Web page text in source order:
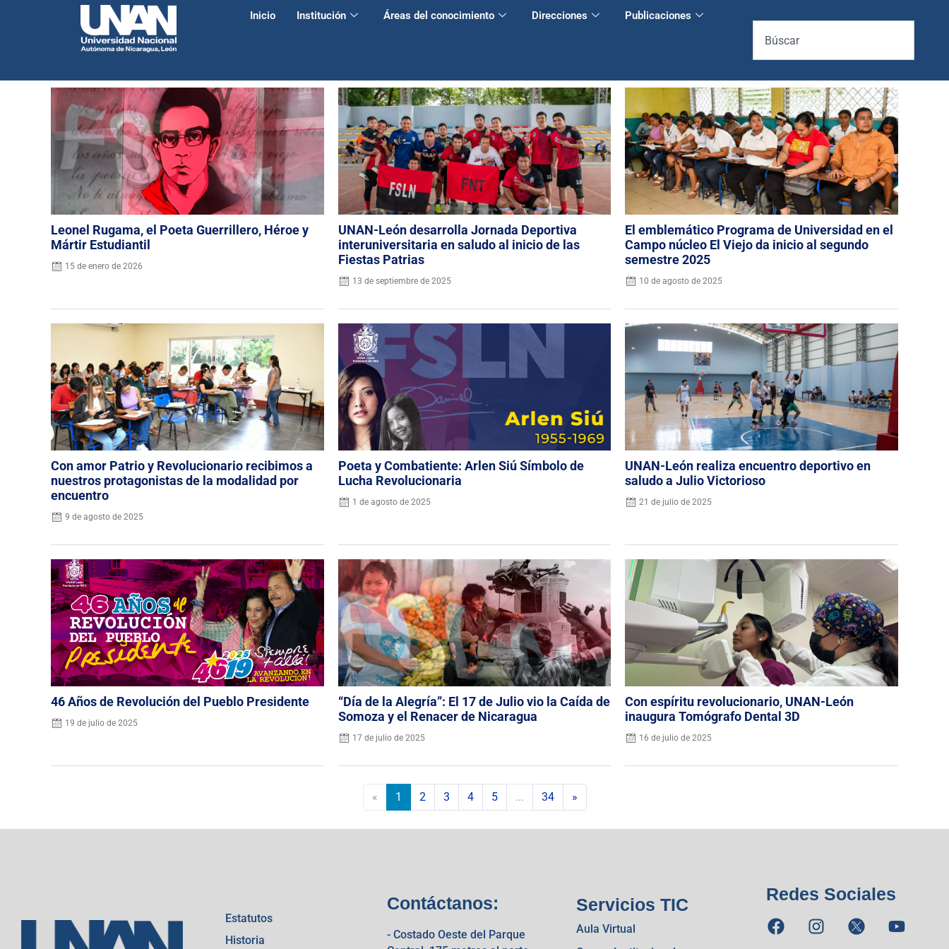
Inicio Institución Áreas del conocimiento Direcciones Publicaciones
Leonel Rugama, el Poeta Guerrillero, Héroe y
Mártir Estudiantil
15 de enero de 2026
UNAN-León desarrolla Jornada Deportiva
interuniversitaria en saludo al inicio de las
Fiestas Patrias
13 de septiembre de 2025
El emblemático Programa de Universidad en el
Campo núcleo El Viejo da inicio al segundo
semestre 2025
10 de agosto de 2025
Con amor Patrio y Revolucionario recibimos a
nuestros protagonistas de la modalidad por
encuentro
9 de agosto de 2025
Poeta y Combatiente: Arlen Siú Símbolo de
Lucha Revolucionaria
1 de agosto de 2025
UNAN-León realiza encuentro deportivo en
saludo a Julio Victorioso
21 de julio de 2025
46 Años de Revolución del Pueblo Presidente
19 de julio de 2025
“Día de la Alegría”: El 17 de Julio vio la Caída de
Somoza y el Renacer de Nicaragua
17 de julio de 2025
Con espíritu revolucionario, UNAN-León
inaugura Tomógrafo Dental 3D
16 de julio de 2025
« 1 2 3 4 5 ... 34 »
Estatutos
Historia
Contáctanos:
- Costado Oeste del Parque
Servicios TIC
Aula Virtual
Redes Sociales